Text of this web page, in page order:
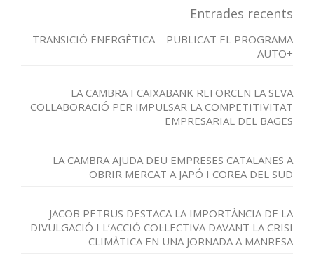
Entrades recents
TRANSICIÓ ENERGÈTICA – PUBLICAT EL PROGRAMA
AUTO+
LA CAMBRA I CAIXABANK REFORCEN LA SEVA
COL·LABORACIÓ PER IMPULSAR LA COMPETITIVITAT
EMPRESARIAL DEL BAGES
LA CAMBRA AJUDA DEU EMPRESES CATALANES A
OBRIR MERCAT A JAPÓ I COREA DEL SUD
JACOB PETRUS DESTACA LA IMPORTÀNCIA DE LA
DIVULGACIÓ I L’ACCIÓ COL·LECTIVA DAVANT LA CRISI
CLIMÀTICA EN UNA JORNADA A MANRESA